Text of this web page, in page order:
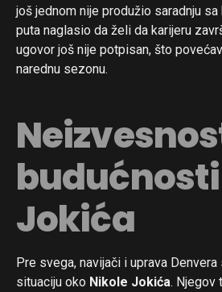
još jednom nije produžio saradnju
puta naglasio da želi da karijeru
ugovor još nije potpisan, što
narednu sezonu.
Jokića
Pre svega, navijači i uprava
situaciju oko Nikole Jokića. Njegov